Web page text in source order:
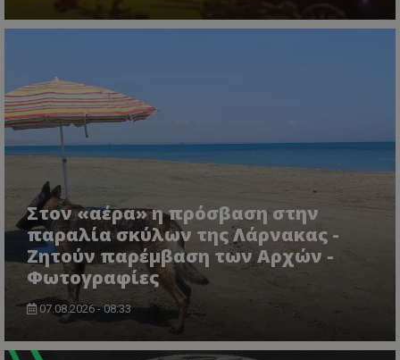
Στον «αέρα» η πρόσβαση στην
παραλία σκύλων της Λάρνακας -
Ζητούν παρέμβαση των Αρχών -
Φωτογραφίες
07.08.2026 - 08:33